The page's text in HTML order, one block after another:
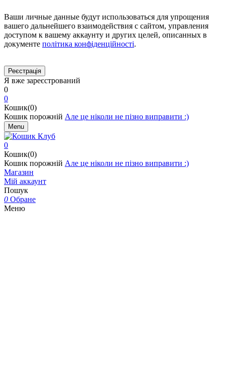
Ваши личные данные будут использоваться для упрощения
вашего дальнейшего взаимодействия с сайтом, управления
доступом к вашему аккаунту и других целей, описанных в
документе політика конфіденційності.
Я вже зареєстрований
0
0
Кошик(0)
Кошик порожній Але це ніколи не пізно виправити :)
Menu
0
Кошик(0)
Кошик порожній Але це ніколи не пізно виправити :)
Магазин
Мій аккаунт
Пошук
0 Обране
Меню